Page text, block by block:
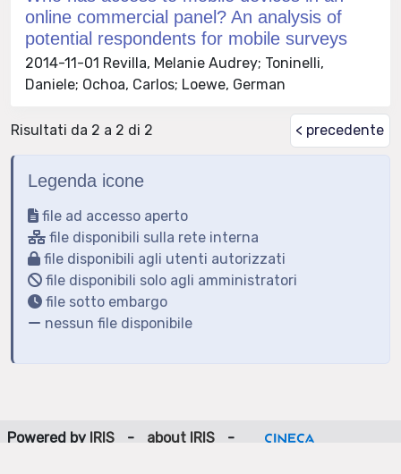
online commercial panel? An analysis of
potential respondents for mobile surveys
2014-11-01 Revilla, Melanie Audrey; Toninelli,
Daniele; Ochoa, Carlos; Loewe, German
Risultati da 2 a 2 di 2 < precedente
Legenda icone
file ad accesso aperto
file disponibili sulla rete interna
file disponibili agli utenti autorizzati
file disponibili solo agli amministratori
file sotto embargo
nessun file disponibile
Powered by IRIS - about IRIS
-